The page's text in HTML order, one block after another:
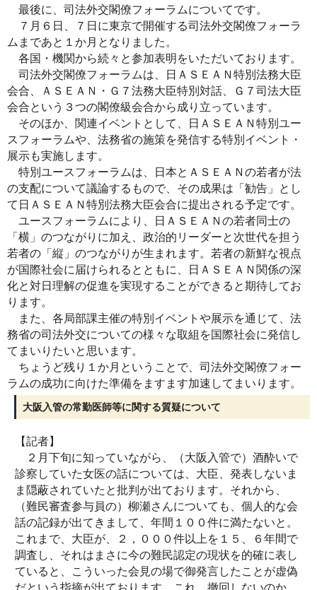
最後に、司法外交閣僚フォーラムについてです。
７月６日、７日に東京で開催する司法外交閣僚フォーラ
ムまであと１か月となりました。
各国・機関から続々と参加表明をいただいております。
司法外交閣僚フォーラムは、日ＡＳＥＡＮ特別法務大臣
会合、ＡＳＥＡＮ・Ｇ７法務大臣特別対話、Ｇ７司法大臣
会合という３つの閣僚級会合から成り立っています。
そのほか、関連イベントとして、日ＡＳＥＡＮ特別ユー
スフォーラムや、法務省の施策を発信する特別イベント・
展示も実施します。
特別ユースフォーラムは、日本とＡＳＥＡＮの若者が法
の支配について議論するもので、その成果は「勧告」とし
て日ＡＳＥＡＮ特別法務大臣会合に提出される予定です。
ユースフォーラムにより、日ＡＳＥＡＮの若者同士の
「横」のつながりに加え、政治的リーダーと次世代を担う
若者の「縦」のつながりが生まれます。若者の新鮮な視点
が国際社会に届けられるとともに、日ＡＳＥＡＮ関係の深
化と対日理解の促進を実現することができると期待してお
ります。
また、各局部課主催の特別イベントや展示を通じて、法
務省の司法外交についての様々な取組を国際社会に発信し
てまいりたいと思います。
ちょうど残り１か月ということで、司法外交閣僚フォー
ラムの成功に向けた準備をますます加速してまいります。
大阪入管の常勤医師等に関する質疑について
【記者】
２月下旬に知っていながら、（大阪入管で）酒酔いで
診察していた女医の話については、大臣、発表しないま
ま隠蔽されていたと批判が出ております。それから、
（難民審査参与員の）柳瀬さんについても、個人的な会
話の記録が出てきまして、年間１００件に満たないと。
これまで、大臣が、２，０００件以上を１５、６年間で
調査し、それはまさに今の難民認定の現状を的確に表し
ていると、こういった会見の場で御発言したことが虚偽
だという指摘が出ております。これ、撤回しないのか。